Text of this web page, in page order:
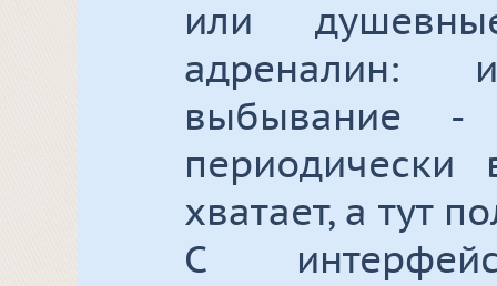
или
адреналин:
выбывание
хватает, а тут
С